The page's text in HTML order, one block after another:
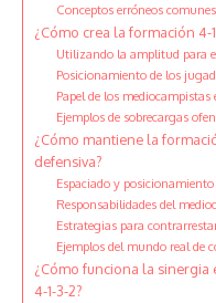
Conceptos erróneos
¿Cómo crea la formación 4-
Utilizando la amplitud para
Posicionamiento de los
Papel de los
Ejemplos de sobrecargas
¿Cómo mantiene la
defensiva?
Espaciado y
Responsabilidades del
Estrategias para
Ejemplos del mundo real de
¿Cómo funciona la
4-1-3-2?